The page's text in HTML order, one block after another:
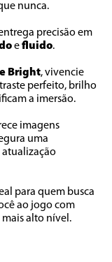
nunca.
precisão em
e fluido.
Bright, vivencie
perfeito, brilho
a imersão.
imagens
atualização
para quem busca
ao jogo com
alto nível.